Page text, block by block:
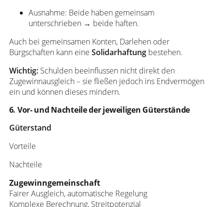
Ausnahme: Beide haben gemeinsam
unterschrieben → beide haften.
Auch bei gemeinsamen Konten, Darlehen oder
Bürgschaften kann eine Solidarhaftungbestehen.
Wichtig:Schulden beeinflussen nicht direkt den
Zugewinnausgleich – sie fließen jedoch ins Endvermögen
ein und können dieses mindern.
6. Vor- und Nachteile der jeweiligen Güterstände
Güterstand
Vorteile
Nachteile
Zugewinngemeinschaft
Fairer Ausgleich, automatische Regelung
Komplexe Berechnung, Streitpotenzial